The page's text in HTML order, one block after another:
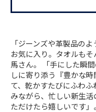
「ジーンズや革製品の
お気に入り。タオルも
馬さん。 「手にした瞬
しに寄り添う『豊かな
て、乾かすたびにふわ
みながら、忙しい新生
ただけたら嬉しいです」。